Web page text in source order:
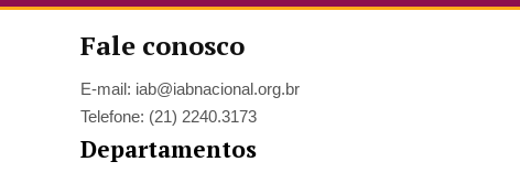
Fale conosco
E-mail: iab@iabnacional.org.br
Telefone: (21) 2240.3173
Departamentos